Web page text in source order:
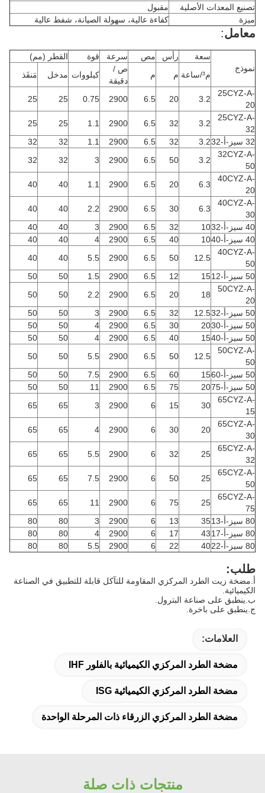
تصنيع المعدات الأصلية
مقبول
ميزة
كفاءة عالية، سهولة الصيانة، شفط عالية
معامل:
نموذج
سعة رأس مص سرعة قوة
القطر (مم)
م³/ساعة
م م
ص /
دقيقة
كيلووات مدخل
مَنفَذ
25CYZ-A-
20
3.2
20
6.5
2900
0.75
25
25
25CYZ-A-
32
3.2
32
6.5
2900
1.1
25
25
32 سيز-أ-32
3.2
32
6.5
2900
1.1
32
32
32CYZ-A-
50
3.2
50
6.5
2900
3
32
32
40CYZ-A-
20
6.3
20
6.5
2900
1.1
40
40
40CYZ-A-
30
6.3
30
6.5
2900
2.2
40
40
40 سيز-أ-32
10
32
6.5
2900
3
40
40
40 سيز-أ-40
10
40
6.5
2900
4
40
40
40CYZ-A-
50
12.5
50
6.5
2900
5.5
40
40
50 سيز-أ-12
15
12
6.5
2900
1.5
50
50
50CYZ-A-
20
18
20
6.5
2900
2.2
50
50
50 سيز-أ-32
12.5
32
6.5
2900
3
50
50
50 سيز-أ-30
20
30
6.5
2900
4
50
50
50 سيز-أ-40
15
40
6.5
2900
4
50
50
50CYZ-A-
50
12.5
50
6.5
2900
5.5
50
50
50 سيز-أ-60
15
60
6.5
2900
7.5
50
50
50 سيز-أ-75
20
75
6.5
2900
11
50
50
65CYZ-A-
15
30
15
6
2900
3
65
65
65CYZ-A-
30
20
30
6
2900
4
65
65
65CYZ-A-
32
25
32
6
2900
5.5
65
65
65CYZ-A-
50
25
50
6
2900
7.5
65
65
65CYZ-A-
75
25
75
6
2900
11
65
65
80 سيز-أ-13
35
13
6
2900
3
80
80
80 سيز-أ-17
43
17
6
2900
4
80
80
80 سيز-أ-22
40
22
6
2900
5.5
80
80
طلب:
أ.مضخة زيت الطرد المركزي المقاومة للتآكل قابلة للتطبيق في الصناعة
الكيميائية.
ب.ينطبق على صناعة البترول.
ج.ينطبق على باخرة.
العلامات:
مضخة الطرد المركزي الكيميائية بالفلور IHF
مضخة الطرد المركزي الكيميائية ISG
مضخة الطرد المركزي الزرقاء ذات المرحلة الواحدة
منتجات ذات صلة